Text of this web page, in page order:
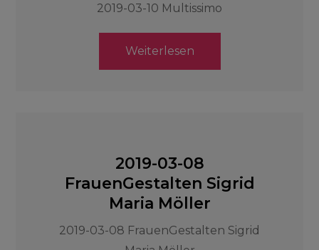
2019-03-10 Multissimo
Weiterlesen
2019-03-08
FrauenGestalten Sigrid
Maria Möller
2019-03-08 FrauenGestalten Sigrid